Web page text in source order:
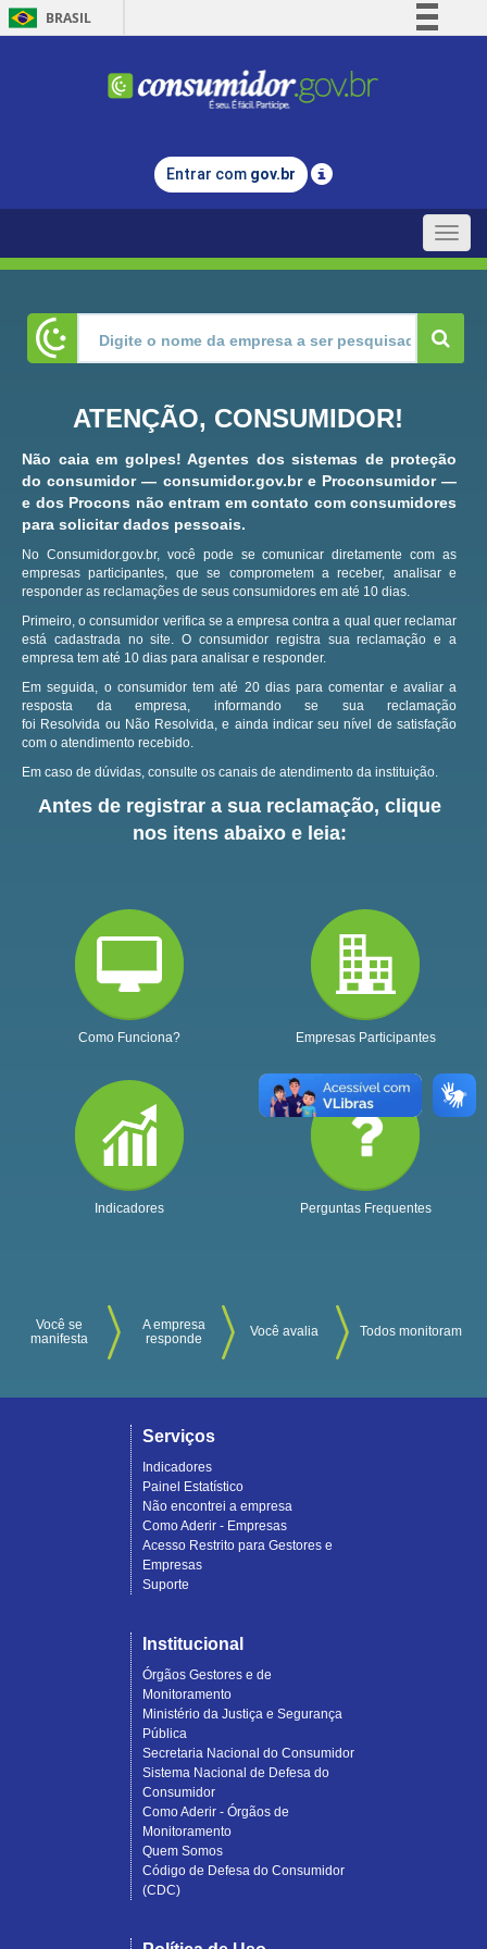
BRASIL
Comunica BR
Legislação
Entrar com gov.br
Toggle
ATENÇÃO, CONSUMIDOR!
Não caia em golpes! Agentes dos sistemas de proteção
do consumidor — consumidor.gov.br e Proconsumidor —
e dos Procons não entram em contato com consumidores
para solicitar dados pessoais.
No Consumidor.gov.br, você pode se comunicar diretamente com as
empresas participantes, que se comprometem a receber, analisar e
responder as reclamações de seus consumidores em até 10 dias.
Primeiro, o consumidor verifica se a empresa contra a qual quer reclamar
está cadastrada no site.O consumidor registra sua reclamação e a
empresa tem até 10 dias para analisar e responder.
Em seguida, o consumidor tem até 20 dias para comentar e avaliar a
resposta da empresa, informando se sua reclamação
foi Resolvida ou Não Resolvida, e ainda indicar seu nível de satisfação
com o atendimento recebido.
Em caso de dúvidas, consulte os canais de atendimento da instituição.
Antes de registrar a sua reclamação, clique
nos itens abaixo e leia:
Como Funciona? Empresas Participantes
Indicadores Perguntas Frequentes
Você se
manifesta
A empresa
responde
Você avalia Todos monitoram
Serviços
Indicadores
Painel Estatístico
Não encontrei a empresa
Como Aderir - Empresas
Acesso Restrito para Gestores e
Empresas
Suporte
Institucional
Órgãos Gestores e de
Monitoramento
Ministério da Justiça e Segurança
Pública
Secretaria Nacional do Consumidor
Sistema Nacional de Defesa do
Consumidor
Como Aderir - Órgãos de
Monitoramento
Quem Somos
Código de Defesa do Consumidor
(CDC)